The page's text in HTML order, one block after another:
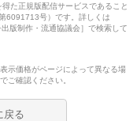
た正規版配信サービスであること
6091713号）です。詳しくは
版制作・流通協議会］で検索して
示価格がページによって異なる場
ご確認ください。
戻る